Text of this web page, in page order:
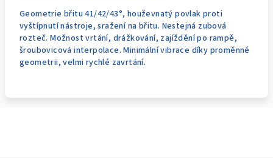
Geometrie břitu 41/42/43°, houževnatý povlak proti
vyštípnutí nástroje, sražení na břitu. Nestejná zubová
rozteč. Možnost vrtání, drážkování, zajíždění po rampě,
šroubovicová interpolace. Minimální vibrace díky proměnné
geometrii, velmi rychlé zavrtání.